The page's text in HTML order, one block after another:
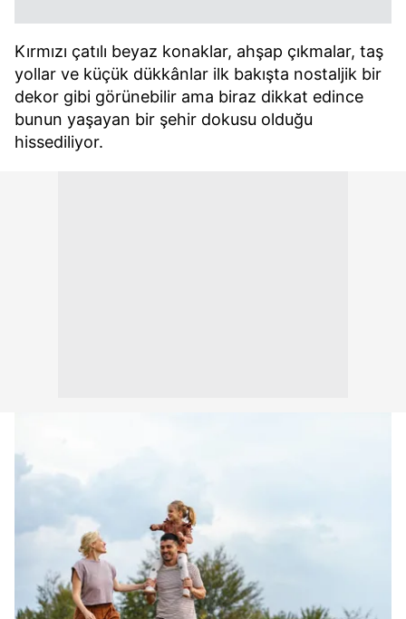
Kırmızı çatılı beyaz konaklar, ahşap çıkmalar, taş
yollar ve küçük dükkânlar ilk bakışta nostaljik bir
dekor gibi görünebilir ama biraz dikkat edince
bunun yaşayan bir şehir dokusu olduğu
hissediliyor.